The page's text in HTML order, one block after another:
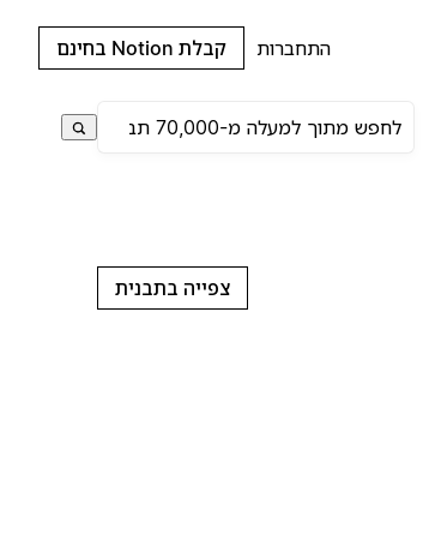
התחברות קבלת Notion בחינם
צפייה בתבנית